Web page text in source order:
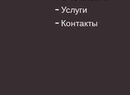
Услуги
Контакты